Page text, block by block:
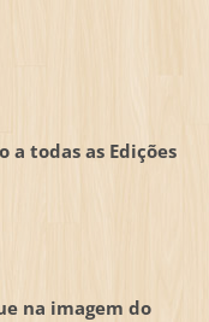
a todas as Edições
na imagem do